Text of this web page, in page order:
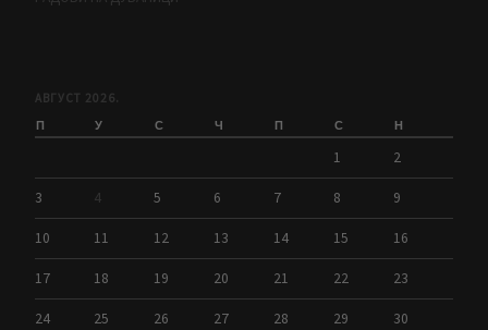
АВГУСТ 2026.
П У С Ч П С Н
1 2
3 4 5 6 7 8 9
10 11 12 13 14 15 16
17 18 19 20 21 22 23
24 25 26 27 28 29 30